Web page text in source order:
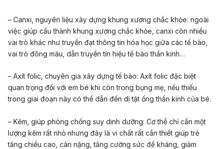
– Canxi, nguyên liệu xây dựng khung xương chắc khỏe: ngoài
việc giúp cấu thành khung xương chắc khỏe, canxi còn nhiều
vai trò khác như truyền đạt thông tin hóa học giữa các tế bào,
vai trò đông máu, dẫn truyền tín hiệu tế bào thần kinh…
– Axít folic, chuyên gia xây dựng tế bào: Axít folic đặc biệt
quan trọng đối với em bé khi còn trong bụng mẹ, nếu thiếu
trong giai đoạn này có thể dẫn đến dị tật ống thần kinh của bé.
– Kẽm, giúp phòng chống suy dinh dưỡng: Cơ thể chỉ cần một
lượng kẽm rất nhỏ nhưng đây là vi chất rất cần thiết giúp trẻ
tăng chiều cao, cân nặng, tăng cường sức đề kháng, giảm